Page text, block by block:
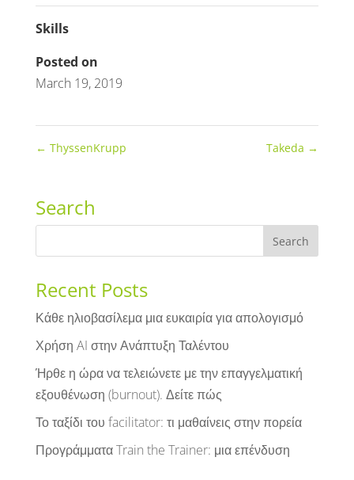
Skills
Posted on
March 19, 2019
← ThyssenKrupp Takeda →
Search
Recent Posts
Κάθε ηλιοβασίλεμα μια ευκαιρία για απολογισμό
Χρήση AI στην Ανάπτυξη Ταλέντου
Ήρθε η ώρα να τελειώνετε με την επαγγελματική
εξουθένωση (burnout). Δείτε πώς
Το ταξίδι του facilitator: τι μαθαίνεις στην πορεία
Προγράμματα Train the Trainer: μια επένδυση